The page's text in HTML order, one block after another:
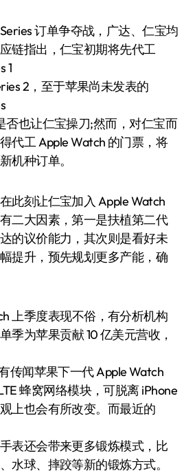
订单争夺战，广达、仁宝均
链指出，仁宝初期将先代工
1
2，至于苹果尚未发表的
否也让仁宝操刀;然而，对仁宝而
代工 Apple Watch 的门票，将
机种订单。
此刻让仁宝加入 Apple Watch
二大因素，第一是扶植第二代
的议价能力，其次则是看好未
提升，预先规划更多产能，确
上季度表现不俗，有分析机构
季为苹果贡献 10 亿美元营收，
传闻苹果下一代 Apple Watch
蜂窝网络模块，可脱离 iPhone
上也会有所改变。而最近的
表还会带来更多锻炼模式，比
水球、摔跤等新的锻炼方式。